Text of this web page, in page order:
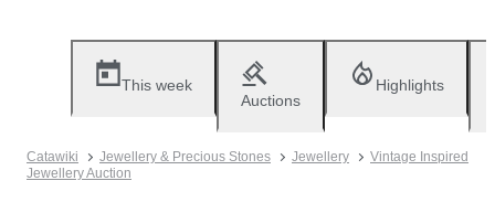
This week
Auctions
Highlights
Catawiki Jewellery & Precious Stones Jewellery
Vintage Inspired
Jewellery Auction